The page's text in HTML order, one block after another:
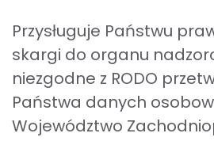
Przysługuje Państwu
skargi do organu
niezgodne z RODO
Państwa danych
Województwo